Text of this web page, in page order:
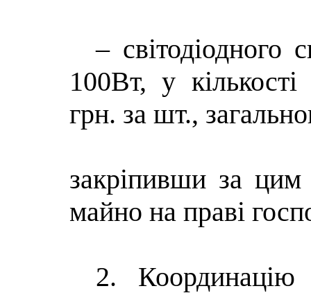
– світодіодного
100Вт, у
грн. за шт.,
закріпивши за цим
майно на праві
2.